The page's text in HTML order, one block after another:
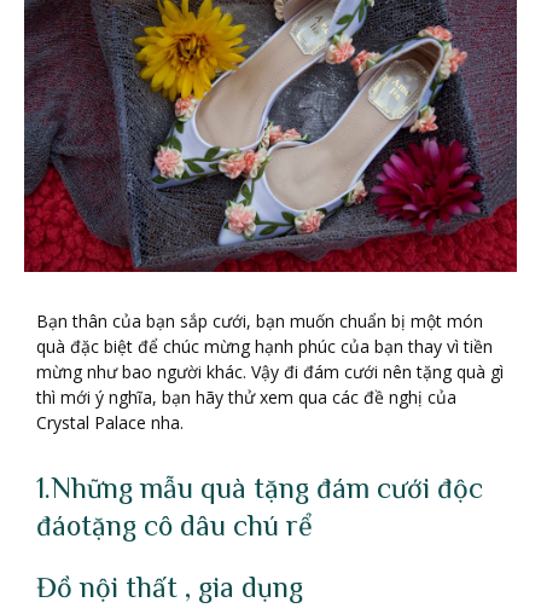
Bạn thân của bạn sắp cưới, bạn muốn chuẩn bị một món
quà đặc biệt để chúc mừng hạnh phúc của bạn thay vì tiền
mừng như bao người khác. Vậy đi đám cưới nên tặng quà gì
thì mới ý nghĩa, bạn hãy thử xem qua các đề nghị của
Crystal Palace nha.
1.Những mẫu quà tặng đám cưới độc
đáotặng cô dâu chú rể
Đồ nội thất , gia dụng